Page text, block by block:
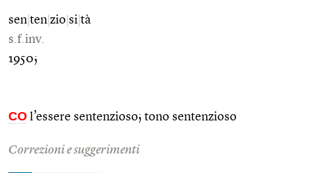
sen ten zio si tà
s.f.inv.
1950;
CO l’essere sentenzioso; tono sentenzioso
Correzioni e suggerimenti